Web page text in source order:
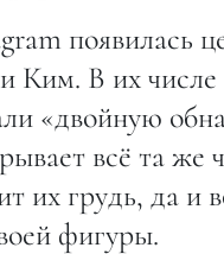
появилась
Ким. В их
«двойную
всё та
их грудь, да и
фигуры.